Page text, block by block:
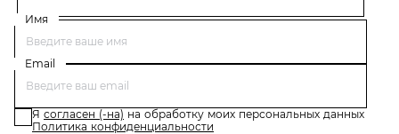
Имя
Email
Я согласен (-на) на обработку моих персональных данных
Политика конфиденциальности